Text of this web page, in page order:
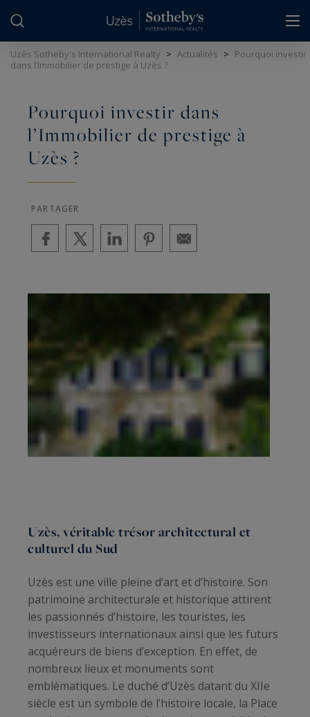
Uzès Sotheby's International Realty > Actualités > Pourquoi investir
dans l’Immobilier de prestige à Uzès ?
Pourquoi investir dans
l’Immobilier de prestige à
Uzès ?
PARTAGER
Uzès, véritable trésor architectural et
culturel du Sud
Uzès est une ville pleine d’art et d’histoire. Son
patrimoine architecturale et historique attirent
les passionnés d’histoire, les touristes, les
investisseurs internationaux ainsi que les futurs
acquéreurs de biens d’exception. En effet, de
nombreux lieux et monuments sont
emblématiques. Le duché d’Uzès datant du XIIe
siècle est un symbole de l’histoire locale, la Place